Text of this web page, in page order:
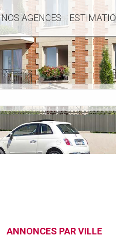
NOS AGENCES
ANNONCES PAR VILLE